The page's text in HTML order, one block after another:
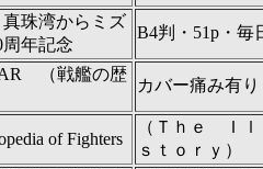
珠湾からミズ
年記念
B4判・51p・毎
（戦艦の歴
カバー痛み有り
of Fighters
（Ｔｈｅ Ｉ
ｓｔｏｒｙ）